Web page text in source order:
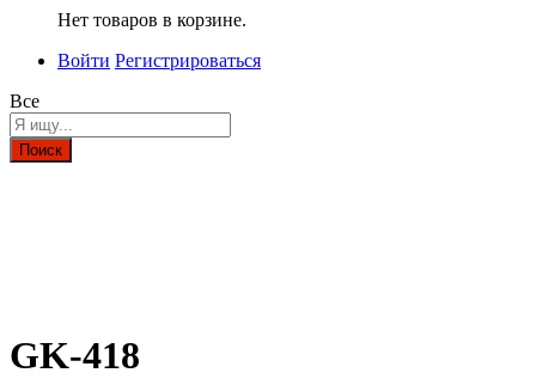
Нет товаров в корзине.
Войти Регистрироваться
Все
Поиск
GK-418